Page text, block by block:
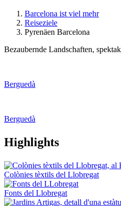
Barcelona ist viel mehr
Reiseziele
Pyrenäen Barcelona
Bezaubernde Landschaften,
Berguedà
Berguedà
Highlights
Colònies tèxtils del Llobregat
Fonts del Llobregat